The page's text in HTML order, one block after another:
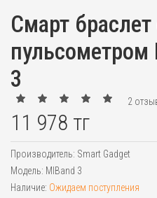
Смарт
пульсометром
3
2
11 978 тг
Производитель: Smart Gadget
Модель: MIBand 3
Наличие: Ожидаем поступления